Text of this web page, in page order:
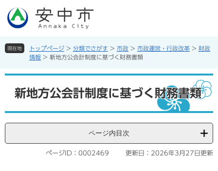
先
す。
を
し
現在地 トップページ > 分類でさがす > 市政 > 市政運営・行政改革 > 財政
情報 > 新地方公会計制度に基づく財務書類
新地方公会計制度に基づく財務書類
ページ内目次
ページID：0002469 更新日：2026年3月27日更新